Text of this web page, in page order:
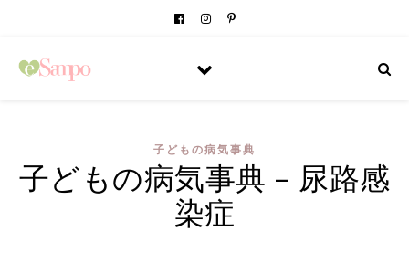
子どもの病気事典
子どもの病気事典 – 尿路感
染症